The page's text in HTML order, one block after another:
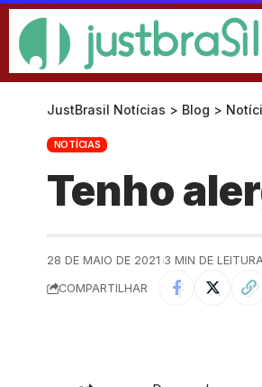
JustBrasil Notícias > Blog >
NOTÍCIAS
Tenho
28 DE MAIO DE 2021 3 MIN DE
COMPARTILHAR